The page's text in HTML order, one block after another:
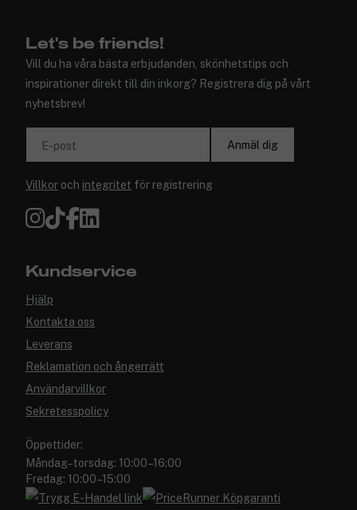
Let's be friends!
Vill du ha våra bästa erbjudanden, skönhetstips och
inspirationer direkt till din inkorg? Registrera dig på vårt
nyhetsbrev!
E-post Anmäl dig
Villkor och integritet för registrering
Kundservice
Hjälp
Kontakta oss
Leverans
Reklamation och ångerrätt
Användarvillkor
Sekretesspolicy
Öppettider:
Måndag–torsdag: 10:00–16:00
Fredag: 10:00–15:00